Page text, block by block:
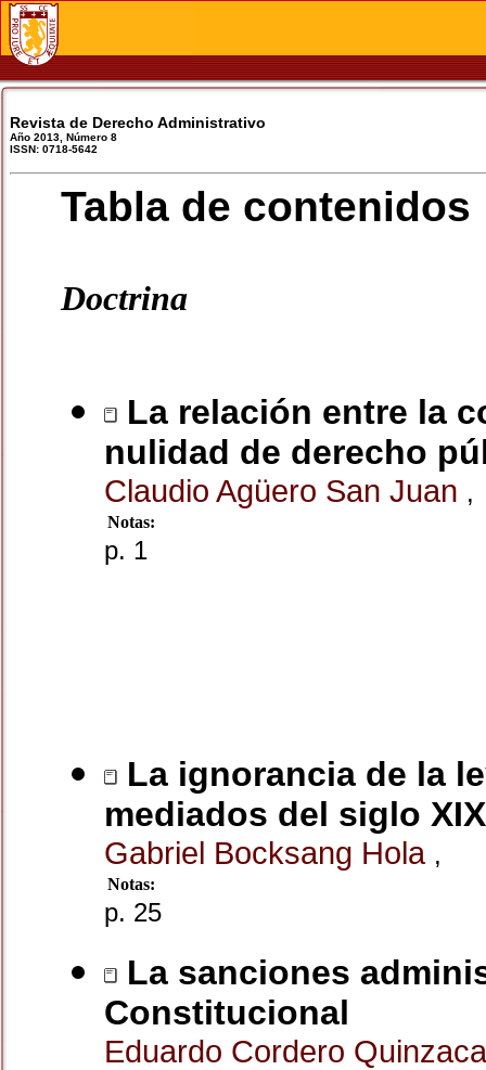
Revista de Derecho Administrativo
Año 2013, Número 8
ISSN: 0718-5642
Tabla de contenidos
Doctrina
La relación entre la
nulidad de derecho
Claudio Agüero San Juan ,
Notas:
p. 1
La ignorancia de la
mediados del siglo XIX
Gabriel Bocksang Hola ,
Notas:
p. 25
La sanciones
Constitucional
Eduardo Cordero